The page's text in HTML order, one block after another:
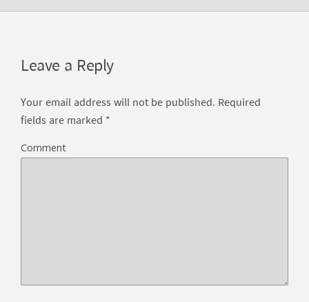
Leave a Reply
Your email address will not be published. Required
fields are marked *
Comment